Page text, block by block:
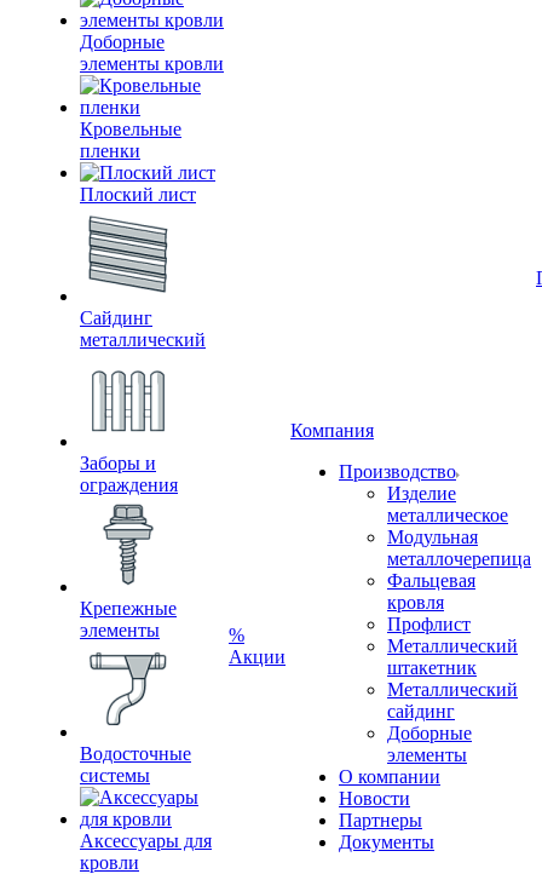
Доборные
элементы кровли
Кровельные
пленки
Плоский лист
Сайдинг
металлический
Заборы и
ограждения
Крепежные
элементы
Водосточные
системы
Аксессуары для
кровли
%
Акции
Компания
Производство
Изделие
металлическое
Модульная
металлочерепица
Фальцевая
кровля
Профлист
Металлический
штакетник
Металлический
сайдинг
Доборные
элементы
О компании
Новости
Партнеры
Документы